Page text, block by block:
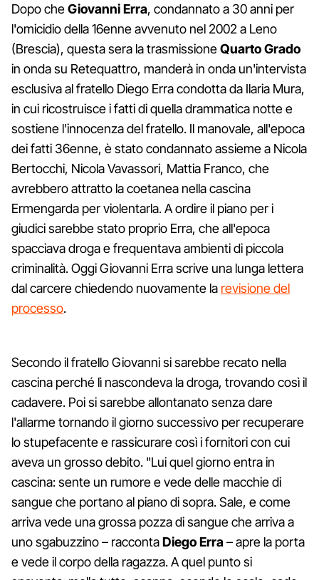
Dopo cheGiovanni Erra, condannato a 30 anni per
l'omicidio della 16enne avvenuto nel 2002 a Leno
(Brescia), questa sera la trasmissioneQuarto Grado
in onda su Retequattro, manderà in onda un'intervista
esclusiva al fratello Diego Erra condotta da Ilaria Mura,
in cui ricostruisce i fatti di quella drammatica notte e
sostiene l'innocenza del fratello. Il manovale, all'epoca
dei fatti 36enne, è stato condannato assieme a Nicola
Bertocchi, Nicola Vavassori, Mattia Franco, che
avrebbero attratto la coetanea nella cascina
Ermengarda per violentarla. A ordire il piano per i
giudici sarebbe stato proprio Erra, che all'epoca
spacciava droga e frequentava ambienti di piccola
criminalità. Oggi Giovanni Erra scrive una lunga lettera
dal carcere chiedendo nuovamente la revisione del
processo.
Secondo il fratello Giovanni si sarebbe recato nella
cascina perché lì nascondeva la droga, trovando così il
cadavere. Poi si sarebbe allontanato senza dare
l'allarme tornando il giorno successivo per recuperare
lo stupefacente e rassicurare così i fornitori con cui
aveva un grosso debito. "Lui quel giorno entra in
cascina: sente un rumore e vede delle macchie di
sangue che portano al piano di sopra. Sale, e come
arriva vede una grossa pozza di sangue che arriva a
uno sgabuzzino – raccontaDiego Erra– apre la porta
e vede il corpo della ragazza. A quel punto si